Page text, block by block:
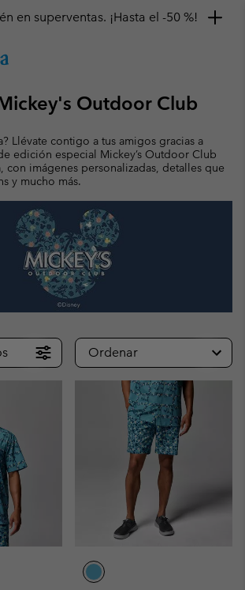
en superventas. ¡Hasta el -50 %!
Outdoor Club
Llévate contigo a tus amigos gracias a
edición especial Mickey’s Outdoor Club
con imágenes personalizadas, detalles que
y mucho más.
Ordenar